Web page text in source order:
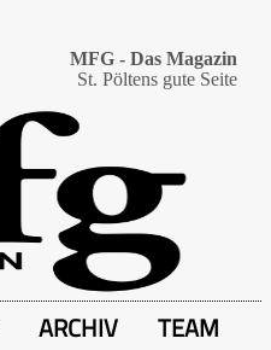
MFG - Das Magazin
St. Pöltens gute Seite
ARCHIV TEAM